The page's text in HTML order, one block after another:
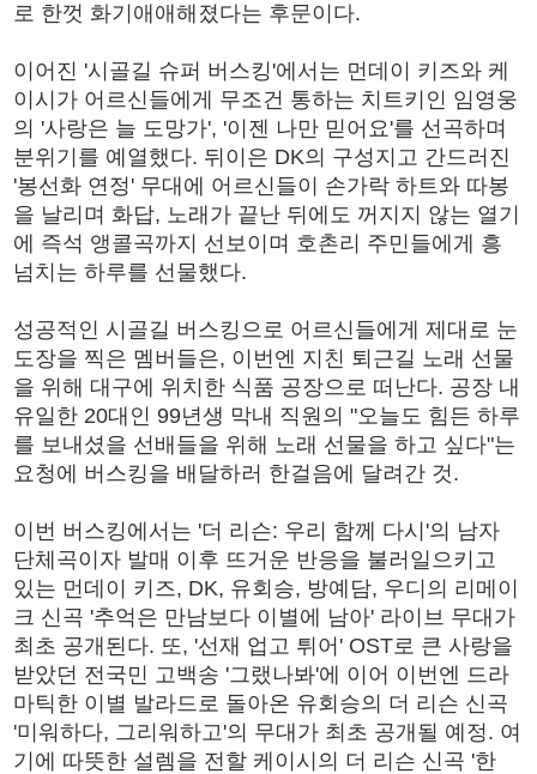
로 한껏 화기애애해졌다는 후문이다.
이어진 '시골길 슈퍼 버스킹'에서는 먼데이 키즈와 케
이시가 어르신들에게 무조건 통하는 치트키인 임영웅
의 '사랑은 늘 도망가', '이젠 나만 믿어요'를 선곡하며
분위기를 예열했다. 뒤이은 DK의 구성지고 간드러진
'봉선화 연정' 무대에 어르신들이 손가락 하트와 따봉
을 날리며 화답, 노래가 끝난 뒤에도 꺼지지 않는 열기
에 즉석 앵콜곡까지 선보이며 호촌리 주민들에게 흥
넘치는 하루를 선물했다.
성공적인 시골길 버스킹으로 어르신들에게 제대로 눈
도장을 찍은 멤버들은, 이번엔 지친 퇴근길 노래 선물
을 위해 대구에 위치한 식품 공장으로 떠난다. 공장 내
유일한 20대인 99년생 막내 직원의 "오늘도 힘든 하루
를 보내셨을 선배들을 위해 노래 선물을 하고 싶다"는
요청에 버스킹을 배달하러 한걸음에 달려간 것.
이번 버스킹에서는 '더 리슨: 우리 함께 다시'의 남자
단체곡이자 발매 이후 뜨거운 반응을 불러일으키고
있는 먼데이 키즈, DK, 유회승, 방예담, 우디의 리메이
크 신곡 '추억은 만남보다 이별에 남아' 라이브 무대가
최초 공개된다. 또, '선재 업고 튀어' OST로 큰 사랑을
받았던 전국민 고백송 '그랬나봐'에 이어 이번엔 드라
마틱한 이별 발라드로 돌아온 유회승의 더 리슨 신곡
'미워하다, 그리워하고'의 무대가 최초 공개될 예정. 여
기에 따뜻한 설렘을 전할 케이시의 더 리슨 신곡 '한